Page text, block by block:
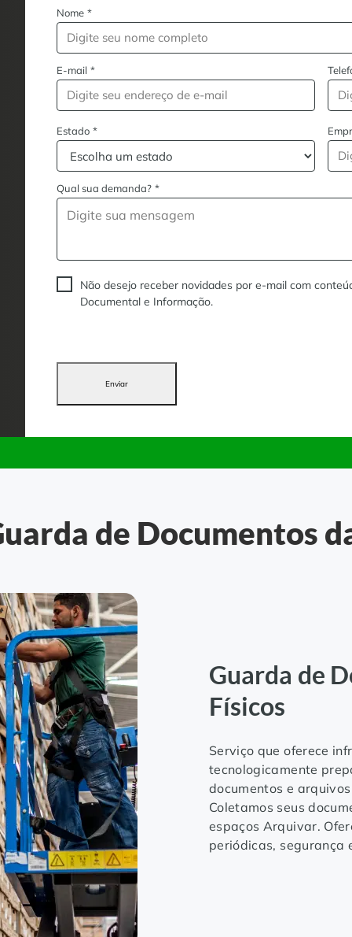
Nome *
E-mail *
Estado *
Qual sua demanda? *
Não desejo receber novidades por e-mail com
Documental e Informação.
Enviar
de Documentos
Guarda de
Físicos
Serviço que oferece
tecnologicamente
documentos e
Coletamos seus
espaços Arquivar.
periódicas, segurança